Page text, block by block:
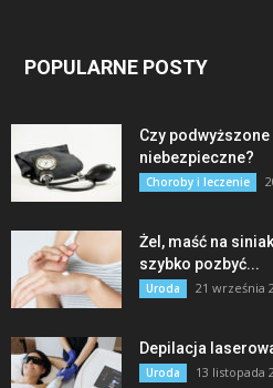
POPULARNE POSTY
Czy
niebezpieczne?
Choroby i leczenie
Żel, maść na
szybko pozbyć...
Uroda 21 września
Depilacja
Uroda 13 listopada